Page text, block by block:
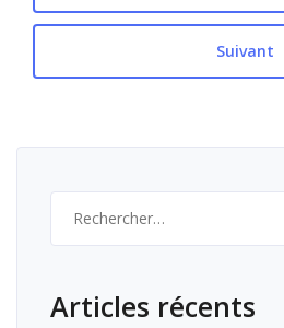
Suivant
Articles récents